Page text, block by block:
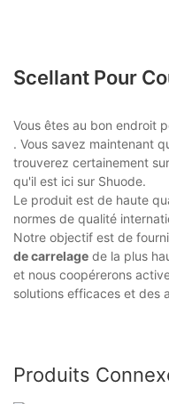
Scellant Pour
Vous êtes au bon endroit
. Vous savez maintenant
trouverez certainement
qu'il est ici sur Shuode.
Le produit est de haute
normes de qualité
Notre objectif est de
de carrelage de la plus
et nous coopérerons
solutions efficaces et des
Produits